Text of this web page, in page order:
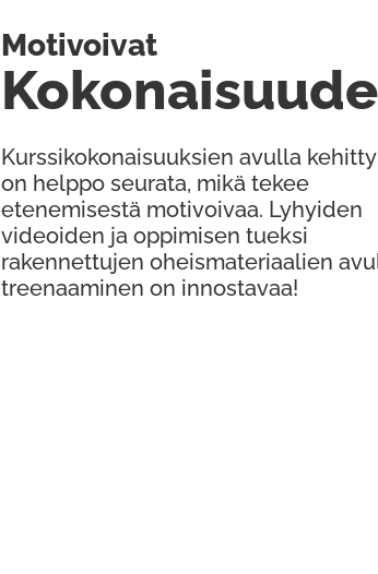
Kurssikokonaisuuksien avulla
on helppo seurata, mikä tekee
etenemisestä motivoivaa. Lyhyiden
videoiden ja oppimisen tueksi
rakennettujen oheismateriaalien
treenaaminen on innostavaa!
Motivoivat